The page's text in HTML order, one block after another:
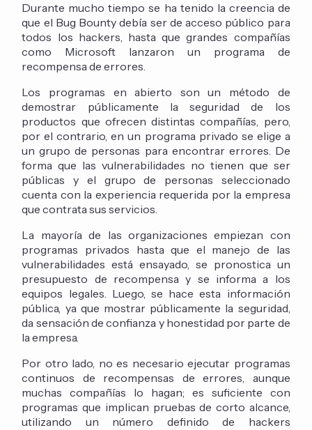
Durante mucho tiempo se ha tenido la creencia de
que el Bug Bounty debía ser de acceso público para
todos los hackers, hasta que grandes compañías
como Microsoft lanzaron un programa de
recompensa de errores.
Los programas en abierto son un método de
demostrar públicamente la seguridad de los
productos que ofrecen distintas compañías, pero,
por el contrario, en un programa privado se elige a
un grupo de personas para encontrar errores. De
forma que las vulnerabilidades no tienen que ser
públicas y el grupo de personas seleccionado
cuenta con la experiencia requerida por la empresa
que contrata sus servicios.
La mayoría de las organizaciones empiezan con
programas privados hasta que el manejo de las
vulnerabilidades está ensayado, se pronostica un
presupuesto de recompensa y se informa a los
equipos legales. Luego, se hace esta información
pública, ya que mostrar públicamente la seguridad,
da sensación de confianza y honestidad por parte de
la empresa.
Por otro lado, no es necesario ejecutar programas
continuos de recompensas de errores, aunque
muchas compañías lo hagan; es suficiente con
programas que implican pruebas de corto alcance,
utilizando un número definido de hackers